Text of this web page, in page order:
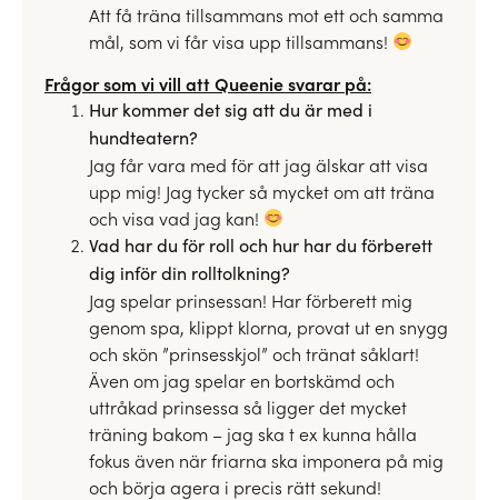
Att få träna tillsammans mot ett och samma
mål, som vi får visa upp tillsammans!
Frågor som vi vill att Queenie svarar på:
Hur kommer det sig att du är med i
hundteatern?
Jag får vara med för att jag älskar att visa
upp mig! Jag tycker så mycket om att träna
och visa vad jag kan!
Vad har du för roll och hur har du förberett
dig inför din rolltolkning?
Jag spelar prinsessan! Har förberett mig
genom spa, klippt klorna, provat ut en snygg
och skön ”prinsesskjol” och tränat såklart!
Även om jag spelar en bortskämd och
uttråkad prinsessa så ligger det mycket
träning bakom – jag ska t ex kunna hålla
fokus även när friarna ska imponera på mig
och börja agera i precis rätt sekund!